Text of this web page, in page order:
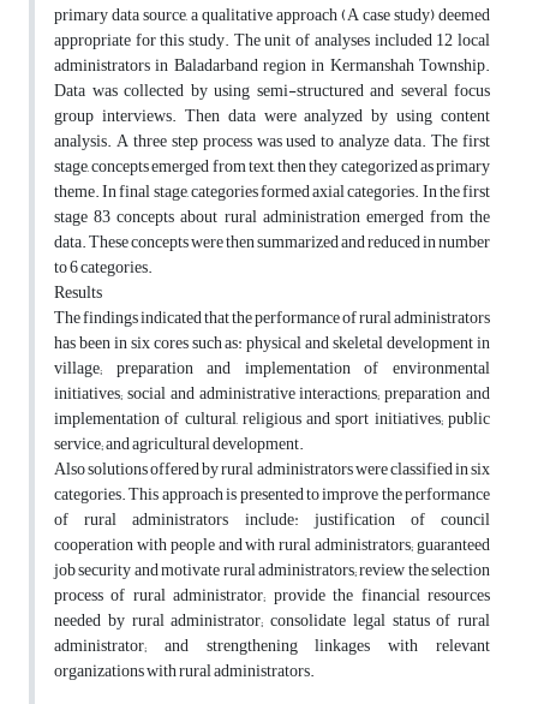
primary data source, a qualitative approach (A case study) deemed
appropriate for this study. The unit of analyses included 12 local
administrators in Baladarband region in Kermanshah Township.
Data was collected by using semi-structured and several focus
group interviews. Then data were analyzed by using content
analysis. A three step process was used to analyze data. The first
stage, concepts emerged from text, then they categorized as primary
theme. In final stage, categories formed axial categories. In the first
stage 83 concepts about rural administration emerged from the
data. These concepts were then summarized and reduced in number
to 6 categories.
Results
The findings indicated that the performance of rural administrators
has been in six cores such as: physical and skeletal development in
village; preparation and implementation of environmental
initiatives; social and administrative interactions; preparation and
implementation of cultural, religious and sport initiatives; public
service; and agricultural development.
Also solutions offered by rural administrators were classified in six
categories. This approach is presented to improve the performance
of rural administrators include: justification of council
cooperation with people and with rural administrators; guaranteed
job security and motivate rural administrators; review the selection
process of rural administrator; provide the financial resources
needed by rural administrator; consolidate legal status of rural
administrator; and strengthening linkages with relevant
organizations with rural administrators.